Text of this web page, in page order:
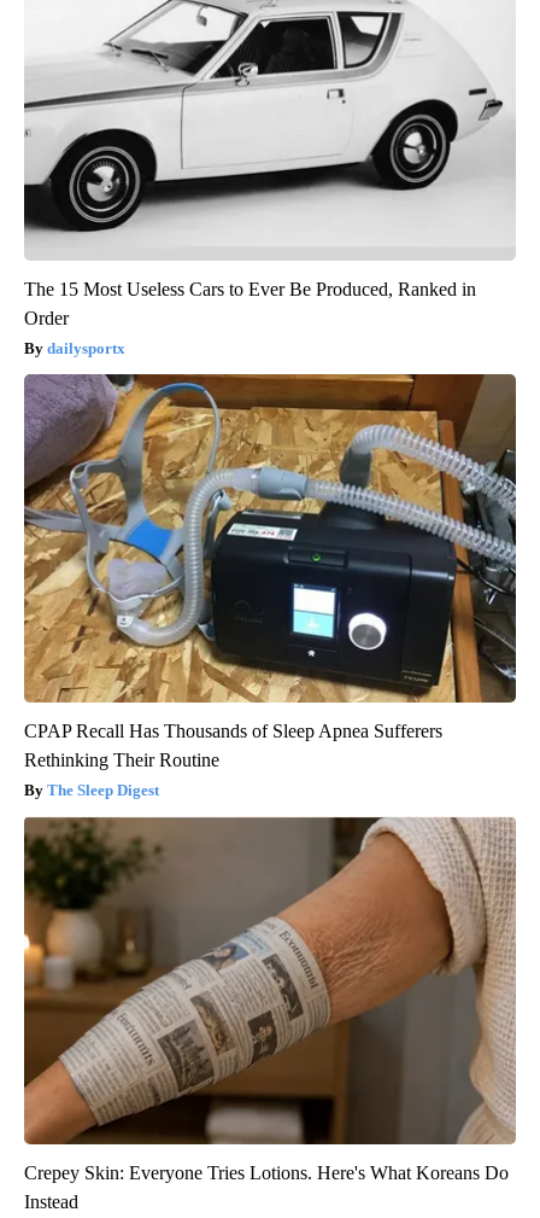
The 15 Most Useless Cars to Ever Be Produced, Ranked in
Order
dailysportx
CPAP Recall Has Thousands of Sleep Apnea Sufferers
Rethinking Their Routine
The Sleep Digest
Crepey Skin: Everyone Tries Lotions. Here's What Koreans Do
Instead